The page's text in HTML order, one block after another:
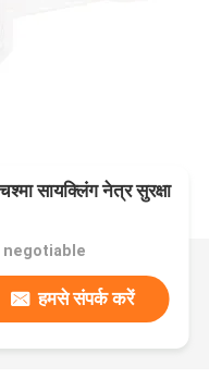
सायक्लिंग नेत्र सुरक्षा
negotiable
हमसे संपर्क करें